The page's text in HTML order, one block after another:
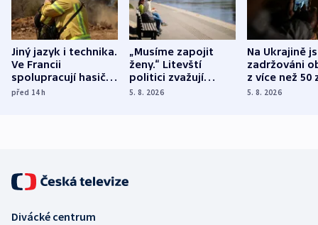
Jiný jazyk i technika.
Ve Francii
spolupracují hasiči z
různých zemí
před 14h
„Musíme zapojit
ženy.“ Litevští
politici zvažují
dohodu o
5. 8. 2026
Na Ukrajině
zadržováni
z více než 50
Bojovali na
5. 8. 2026
Divácké centrum